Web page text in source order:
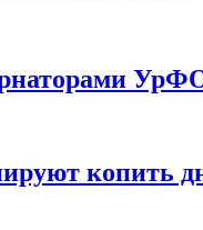
копить